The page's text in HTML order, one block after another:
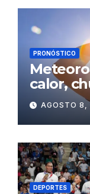
PRONÓSTICO
calor,
Sahara
AGOSTO 8,
DEPORTES